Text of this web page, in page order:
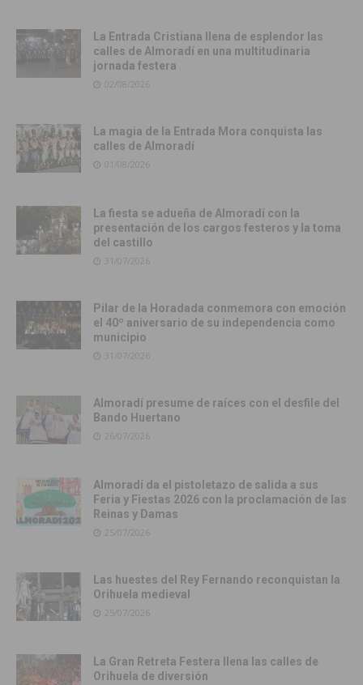
La Entrada Cristiana llena de esplendor las
calles de Almoradí en una multitudinaria
jornada festera
02/08/2026
La magia de la Entrada Mora conquista las
calles de Almoradí
01/08/2026
La fiesta se adueña de Almoradí con la
presentación de los cargos festeros y la toma
del castillo
31/07/2026
Pilar de la Horadada conmemora con emoción
el 40º aniversario de su independencia como
municipio
31/07/2026
Almoradí presume de raíces con el desfile del
Bando Huertano
26/07/2026
Almoradí da el pistoletazo de salida a sus
Feria y Fiestas 2026 con la proclamación de las
Reinas y Damas
25/07/2026
Las huestes del Rey Fernando reconquistan la
Orihuela medieval
25/07/2026
La Gran Retreta Festera llena las calles de
Orihuela de diversión